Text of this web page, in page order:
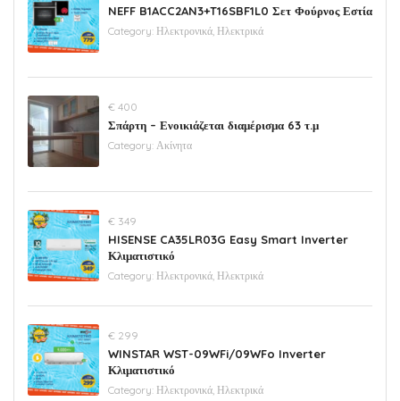
NEFF B1ACC2AN3+T16SBF1L0 Σετ Φούρνος Εστία
Category: Ηλεκτρονικά, Ηλεκτρικά
€ 400
Σπάρτη – Ενοικιάζεται διαμέρισμα 63 τ.μ
Category: Ακίνητα
€ 349
HISENSE CA35LR03G Easy Smart Inverter
Κλιματιστικό
Category: Ηλεκτρονικά, Ηλεκτρικά
€ 299
WINSTAR WST-09WFi/09WFo Inverter
Κλιματιστικό
Category: Ηλεκτρονικά, Ηλεκτρικά